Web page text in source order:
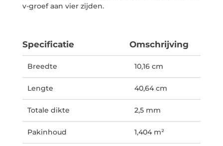
v-groef aan vier zijden.
Specificatie Omschrijving
Breedte 10,16 cm
Lengte 40,64 cm
Totale dikte 2,5 mm
Pakinhoud 1,404 m²